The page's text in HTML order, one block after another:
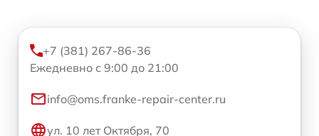
+7 (381) 267-86-36
Ежедневно с 9:00 до 21:00
info@oms.franke-repair-center.ru
ул. 10 лет Октября, 70